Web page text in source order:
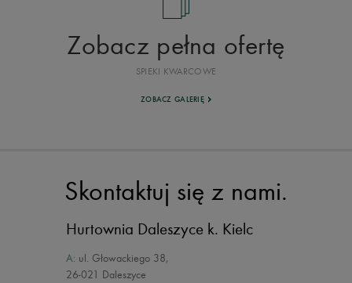
Zobacz pełna ofertę
SPIEKI KWARCOWE
ZOBACZ GALERIĘ
Skontaktuj się z nami.
Hurtownia Daleszyce k. Kielc
A: ul. Głowackiego 38,
26-021 Daleszyce